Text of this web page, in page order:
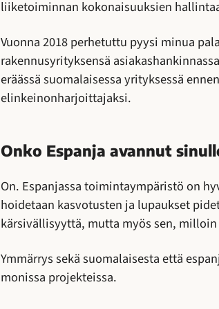
liiketoiminnan kokonaisuuksien
Vuonna 2018 perhetuttu pyysi minua
rakennusyrityksensä
eräässä suomalaisessa yrityksessä
elinkeinonharjoittajaksi.
Onko Espanja avannut
On. Espanjassa toimintaympäristö on
hoidetaan kasvotusten ja lupaukset
kärsivällisyyttä, mutta myös sen,
Ymmärrys sekä suomalaisesta että
monissa projekteissa.